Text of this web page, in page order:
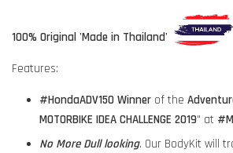
100% Original 'Made in Thailand'
Features:
#HondaADV150 Winner of the
MOTORBIKE IDEA CHALLENGE 2019" at
No More Dull looking. Our BodyKit will